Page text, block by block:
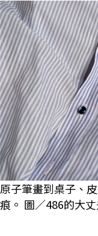
原子筆畫到桌子、
痕。 圖／486的大